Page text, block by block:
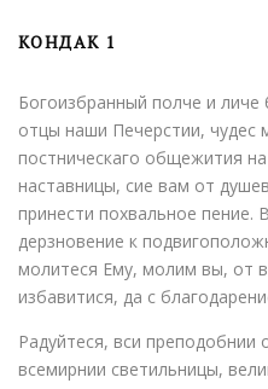
КОНДАК 1
Богоизбранный полче и
отцы наши Печерстии, чудес
постническаго общежития
наставницы, сие вам от
принести похвальное
дерзновение к
молитеся Ему, молим вы, от
избавитися, да с
Радуйтеся, вси
всемирнии светильницы,